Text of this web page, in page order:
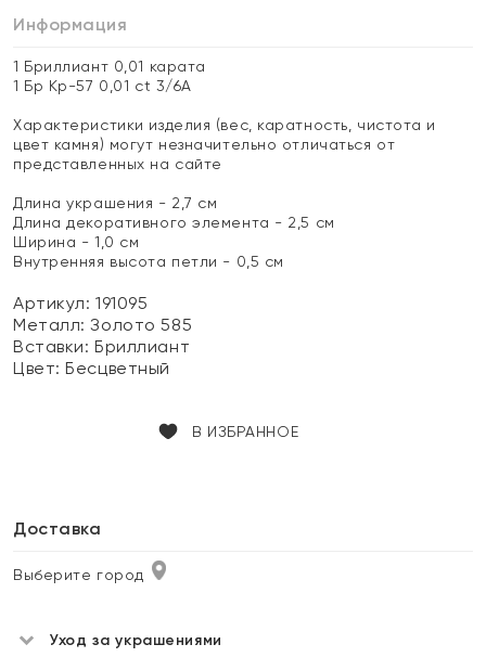
Информация
1 Бриллиант 0,01 карата
1 Бр Кр-57 0,01 ct 3/6А
Характеристики изделия (вес, каратность, чистота и
цвет камня) могут незначительно отличаться от
представленных на сайте
Длина украшения - 2,7 см
Длина декоративного элемента - 2,5 см
Ширина - 1,0 см
Внутренняя высота петли - 0,5 см
Артикул: 191095
Металл:Золото 585
Вставки:Бриллиант
Цвет:Бесцветный
В ИЗБРАННОЕ
Доставка
Выберите город
Уход за украшениями